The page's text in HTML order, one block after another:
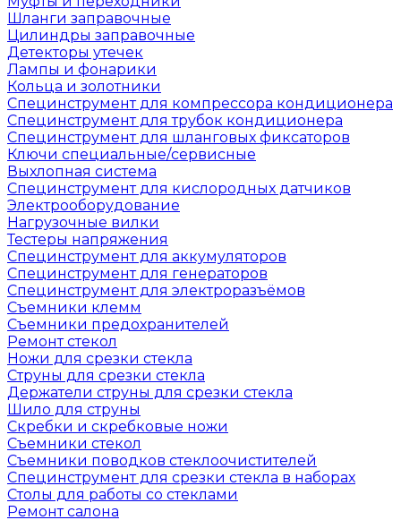
Шланги заправочные
Цилиндры заправочные
Детекторы утечек
Лампы и фонарики
Кольца и золотники
Специнструмент для компрессора кондиционера
Специнструмент для трубок кондиционера
Специнструмент для шланговых фиксаторов
Ключи специальные/сервисные
Выхлопная система
Специнструмент для кислородных датчиков
Электрооборудование
Нагрузочные вилки
Тестеры напряжения
Специнструмент для аккумуляторов
Специнструмент для генераторов
Специнструмент для электроразъёмов
Съемники клемм
Съемники предохранителей
Ремонт стекол
Ножи для срезки стекла
Струны для срезки стекла
Держатели струны для срезки стекла
Шило для струны
Скребки и скребковые ножи
Съемники стекол
Съемники поводков стеклоочистителей
Специнструмент для срезки стекла в наборах
Столы для работы со стеклами
Ремонт салона